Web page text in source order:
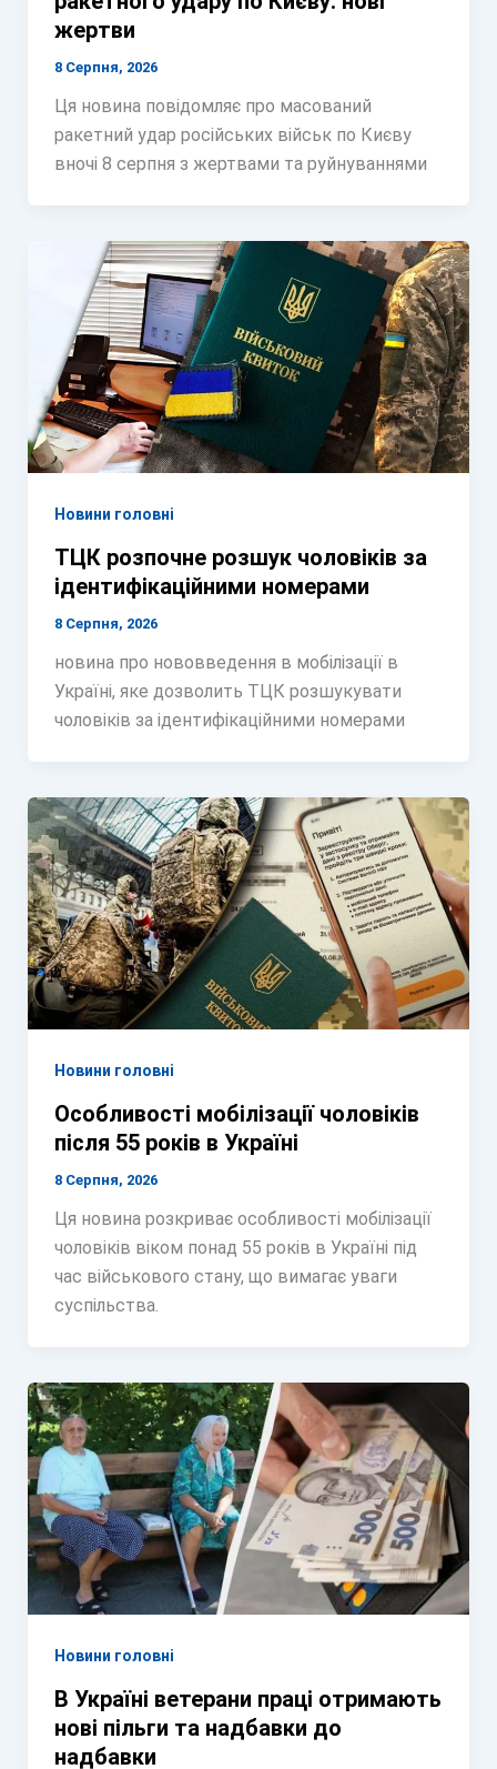
жертви
8 Серпня, 2026
Ця новина повідомляє про масований
ракетний удар російських військ по Києву
вночі 8 серпня з жертвами та руйнуваннями
Новини головні
ТЦК розпочне розшук чоловіків за
ідентифікаційними номерами
8 Серпня, 2026
новина про нововведення в мобілізації в
Україні, яке дозволить ТЦК розшукувати
чоловіків за ідентифікаційними номерами
Новини головні
Особливості мобілізації чоловіків
після 55 років в Україні
8 Серпня, 2026
Ця новина розкриває особливості мобілізації
чоловіків віком понад 55 років в Україні під
час військового стану, що вимагає уваги
суспільства.
Новини головні
В Україні ветерани праці отримають
нові пільги та надбавки до
надбавки